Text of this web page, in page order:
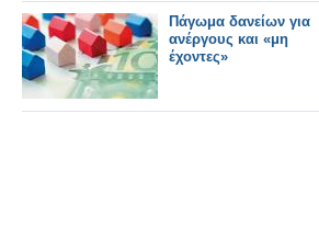
Πάγωμα δανείων για
ανέργους και «μη
έχοντες»